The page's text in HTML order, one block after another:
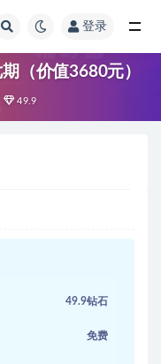
登录
（价值3680元）
49.9
49.9钻石
免费